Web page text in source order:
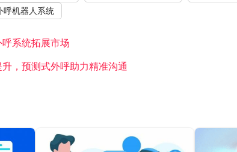
呼机器人系统
系统拓展市场
，预测式外呼助力精准沟通